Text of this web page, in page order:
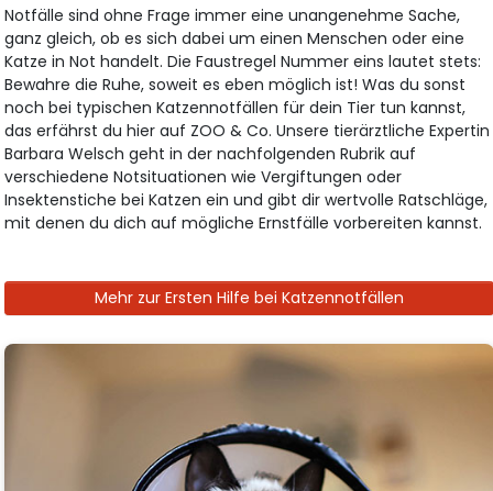
Notfälle sind ohne Frage immer eine unangenehme Sache,
ganz gleich, ob es sich dabei um einen Menschen oder eine
Katze in Not handelt. Die Faustregel Nummer eins lautet stets:
Bewahre die Ruhe, soweit es eben möglich ist! Was du sonst
noch bei typischen Katzennotfällen für dein Tier tun kannst,
das erfährst du hier auf ZOO & Co. Unsere tierärztliche Expertin
Barbara Welsch geht in der nachfolgenden Rubrik auf
verschiedene Notsituationen wie Vergiftungen oder
Insektenstiche bei Katzen ein und gibt dir wertvolle Ratschläge,
mit denen du dich auf mögliche Ernstfälle vorbereiten kannst.
Mehr zur Ersten Hilfe bei Katzennotfällen